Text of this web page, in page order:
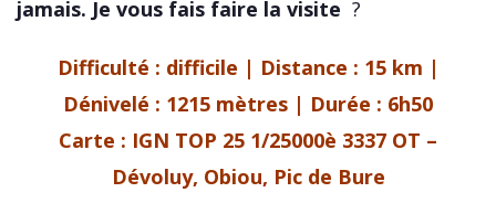
jamais. Je vous fais faire la visite ?
Difficulté : difficile | Distance : 15 km |
Dénivelé : 1215 mètres | Durée : 6h50
Carte : IGN TOP 25 1/25000è 3337 OT –
Dévoluy, Obiou, Pic de Bure